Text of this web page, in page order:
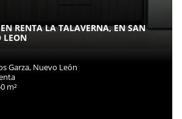
RENTA LA TALAVERNA, EN SAN
LEON
Garza, Nuevo León
m²